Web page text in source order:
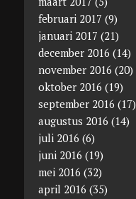
februari 2017 (9)
januari 2017 (21)
december 2016 (14)
november 2016 (20)
oktober 2016 (19)
september 2016 (17)
augustus 2016 (14)
juli 2016 (6)
juni 2016 (19)
mei 2016 (32)
april 2016 (35)